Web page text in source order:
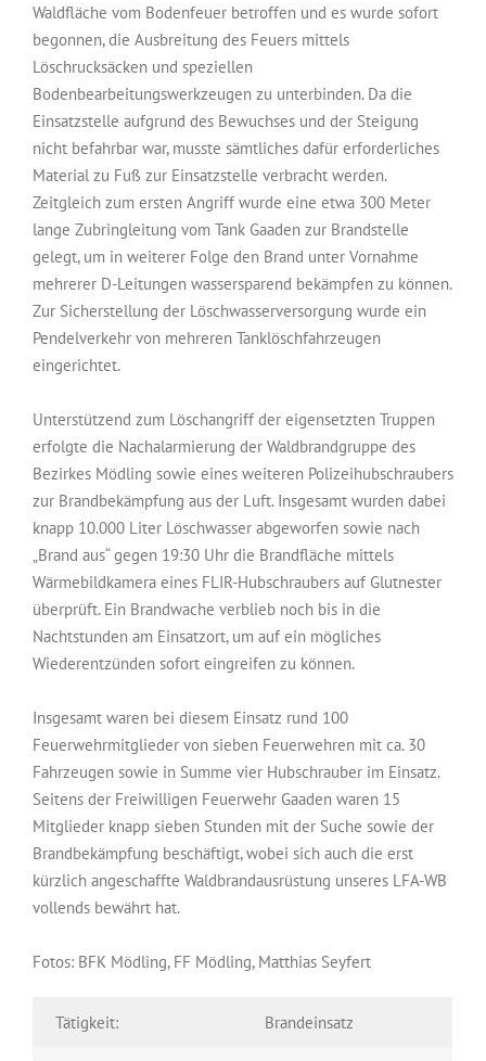
Waldfläche vom Bodenfeuer betroffen und es wurde sofort
begonnen, die Ausbreitung des Feuers mittels
Löschrucksäcken und speziellen
Bodenbearbeitungswerkzeugen zu unterbinden. Da die
Einsatzstelle aufgrund des Bewuchses und der Steigung
nicht befahrbar war, musste sämtliches dafür erforderliches
Material zu Fuß zur Einsatzstelle verbracht werden.
Zeitgleich zum ersten Angriff wurde eine etwa 300 Meter
lange Zubringleitung vom Tank Gaaden zur Brandstelle
gelegt, um in weiterer Folge den Brand unter Vornahme
mehrerer D-Leitungen wassersparend bekämpfen zu können.
Zur Sicherstellung der Löschwasserversorgung wurde ein
Pendelverkehr von mehreren Tanklöschfahrzeugen
eingerichtet.
Unterstützend zum Löschangriff der eigensetzten Truppen
erfolgte die Nachalarmierung der Waldbrandgruppe des
Bezirkes Mödling sowie eines weiteren Polizeihubschraubers
zur Brandbekämpfung aus der Luft. Insgesamt wurden dabei
knapp 10.000 Liter Löschwasser abgeworfen sowie nach
„Brand aus“ gegen 19:30 Uhr die Brandfläche mittels
Wärmebildkamera eines FLIR-Hubschraubers auf Glutnester
überprüft. Ein Brandwache verblieb noch bis in die
Nachtstunden am Einsatzort, um auf ein mögliches
Wiederentzünden sofort eingreifen zu können.
Insgesamt waren bei diesem Einsatz rund 100
Feuerwehrmitglieder von sieben Feuerwehren mit ca. 30
Fahrzeugen sowie in Summe vier Hubschrauber im Einsatz.
Seitens der Freiwilligen Feuerwehr Gaaden waren 15
Mitglieder knapp sieben Stunden mit der Suche sowie der
Brandbekämpfung beschäftigt, wobei sich auch die erst
kürzlich angeschaffte Waldbrandausrüstung unseres LFA-WB
vollends bewährt hat.
Fotos: BFK Mödling, FF Mödling, Matthias Seyfert
Tätigkeit: Brandeinsatz